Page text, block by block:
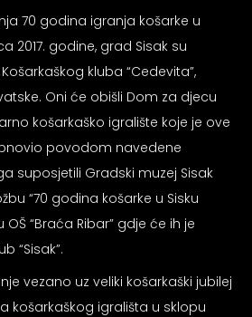
70 godina igranja košarke u
2017. godine, grad Sisak su
kluba “Cedevita”,
Oni će obišli Dom za djecu
košarkaško igralište koje je ove
povodom navedene
suposjetili Gradski muzej Sisak
“70 godina košarke u Sisku
OŠ “Braća Ribar” gdje će ih je
“Sisak”.
vezano uz veliki košarkaški jubilej
košarkaškog igrališta u sklopu